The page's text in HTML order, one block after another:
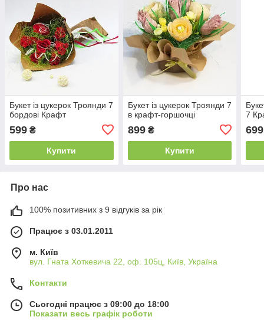
Букет із цукерок Троянди 7
бордові Крафт
599 ₴
Купити
Букет із цукерок Троянди 7
в крафт-горшочці
899₴
Купити
7
699
Про нас
100% позитивних з 9 відгуків за рік
Працює з 03.01.2011
м. Київ
вул. Гната Хоткевича 22, оф. 105ц, Київ, Україна
Контакти
Сьогодні працює з 09:00 до 18:00
Показати весь графік роботи